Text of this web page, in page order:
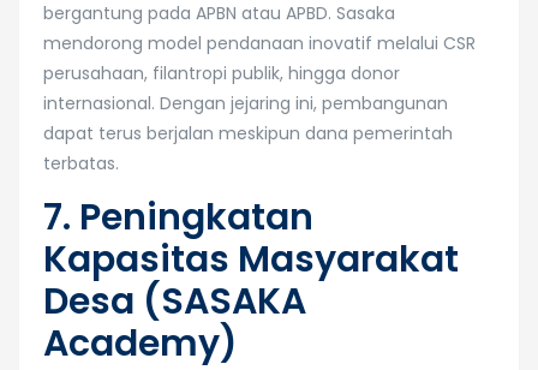
bergantung pada APBN atau APBD. Sasaka
mendorong model pendanaan inovatif melalui CSR
perusahaan, filantropi publik, hingga donor
internasional. Dengan jejaring ini, pembangunan
dapat terus berjalan meskipun dana pemerintah
terbatas.
7. Peningkatan
Kapasitas Masyarakat
Desa (SASAKA
Academy)